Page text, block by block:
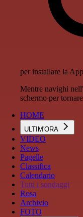
per installare la
Mentre navighi
schermo per
HOME
ULTIM'ORA
VIDEO
News
Pagelle
Classifica
Calendario
Tutti i sondaggi
Rosa
Archivio
FOTO